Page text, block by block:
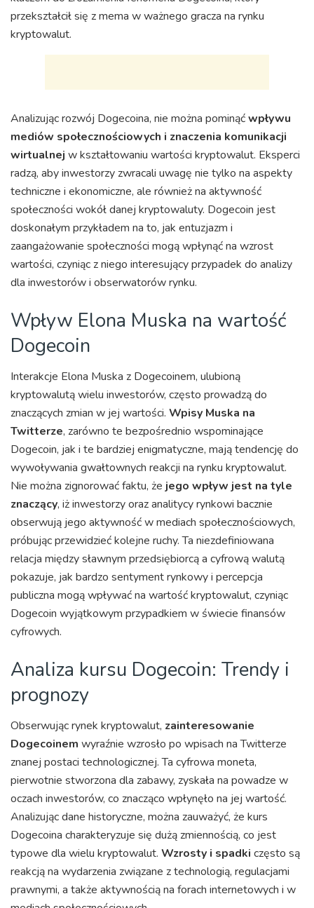
przekształcił się z mema w ważnego gracza na rynku
kryptowalut.
Analizując rozwój Dogecoina, nie można pominąćwpływu
mediów społecznościowych i znaczenia komunikacji
wirtualnej w kształtowaniu wartości kryptowalut. Eksperci
radzą, aby inwestorzy zwracali uwagę nie tylko na aspekty
techniczne i ekonomiczne, ale również na aktywność
społeczności wokół danej kryptowaluty. Dogecoin jest
doskonałym przykładem na to, jak entuzjazm i
zaangażowanie społeczności mogą wpłynąć na wzrost
wartości, czyniąc z niego interesujący przypadek do analizy
dla inwestorów i obserwatorów rynku.
Wpływ Elona Muska na wartość
Dogecoin
Interakcje Elona Muska z Dogecoinem, ulubioną
kryptowalutą wielu inwestorów, często prowadzą do
znaczących zmian w jej wartości. Wpisy Muska na
Twitterze, zarówno te bezpośrednio wspominające
Dogecoin, jak i te bardziej enigmatyczne, mają tendencję do
wywoływania gwałtownych reakcji na rynku kryptowalut.
Nie można zignorować faktu, że jego wpływ jest na tyle
znaczący, iż inwestorzy oraz analitycy rynkowi bacznie
obserwują jego aktywność w mediach społecznościowych,
próbując przewidzieć kolejne ruchy. Ta niezdefiniowana
relacja między sławnym przedsiębiorcą a cyfrową walutą
pokazuje, jak bardzo sentyment rynkowy i percepcja
publiczna mogą wpływać na wartość kryptowalut, czyniąc
Dogecoin wyjątkowym przypadkiem w świecie finansów
cyfrowych.
Analiza kursu Dogecoin: Trendy i
prognozy
Obserwując rynek kryptowalut, zainteresowanie
Dogecoinem wyraźnie wzrosło po wpisach na Twitterze
znanej postaci technologicznej. Ta cyfrowa moneta,
pierwotnie stworzona dla zabawy, zyskała na powadze w
oczach inwestorów, co znacząco wpłynęło na jej wartość.
Analizując dane historyczne, można zauważyć, że kurs
Dogecoina charakteryzuje się dużą zmiennością, co jest
typowe dla wielu kryptowalut. Wzrosty i spadki często są
reakcją na wydarzenia związane z technologią, regulacjami
prawnymi, a także aktywnością na forach internetowych i w